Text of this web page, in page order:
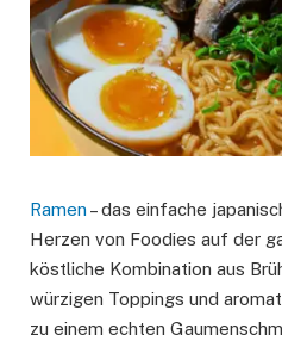
Ramen– das einfache
Herzen von Foodies auf der
köstliche Kombination aus
würzigen Toppings und
zu einem echten